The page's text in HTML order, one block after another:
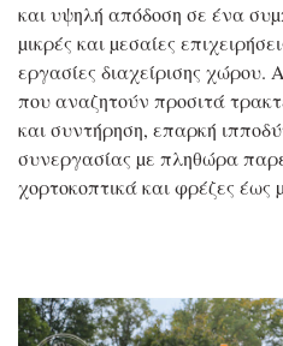
και υψηλή απόδοση σε ένα
µικρές και µεσαίες
εργασίες διαχείρισης χώρου.
που αναζητούν προσιτά
και συντήρηση, επαρκή
συνεργασίας µε πληθώρα
χορτοκοπτικά και φρέζες έως